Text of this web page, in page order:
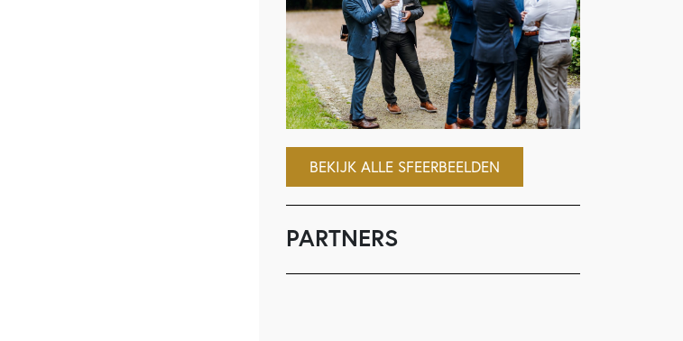
BEKIJK ALLE SFEERBEELDEN
PARTNERS